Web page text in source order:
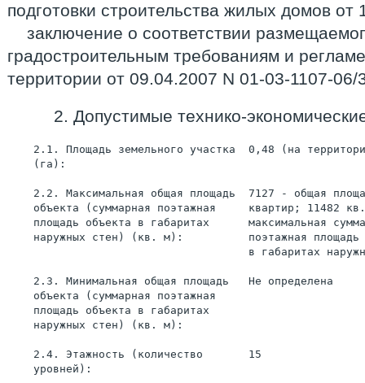
подготовки строительства жилых домов
заключение о соответствии
градостроительным требованиям и
территории от 09.04.2007 N 01-03-1107-06/
2. Допустимые технико-
2.1. Площадь земельного участка  0,48 (на
    (га):
2.2. Максимальная общая площадь  7127 - общая
объекта (суммарная поэтажная     квартир; 11482
площадь объекта в габаритах      максимальная
наружных стен) (кв. м):          поэтажная площадь
в габаритах
    2.3. Минимальная общая площадь   Не определена
    объекта (суммарная поэтажная
    площадь объекта в габаритах
    наружных стен) (кв. м):
    2.4. Этажность (количество       15
    уровней):